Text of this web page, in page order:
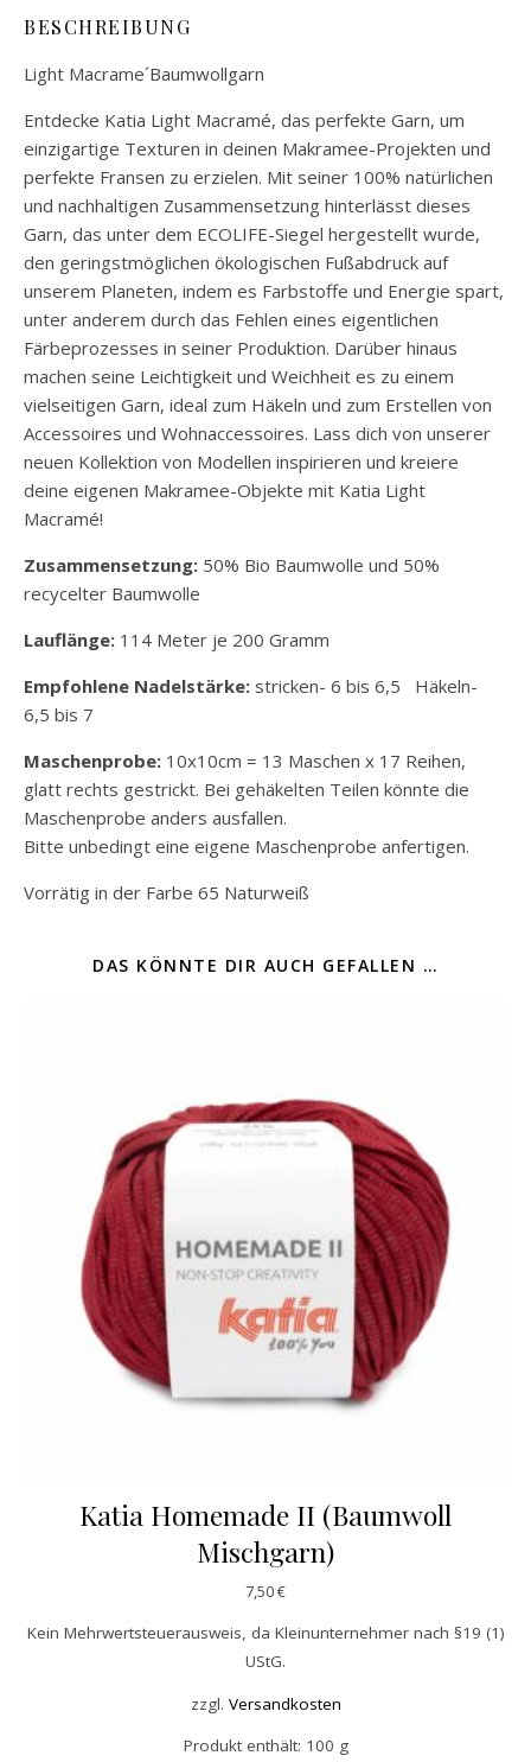
BESCHREIBUNG
Light Macrame´Baumwollgarn
Entdecke Katia Light Macramé, das perfekte Garn, um
einzigartige Texturen in deinen Makramee-Projekten und
perfekte Fransen zu erzielen. Mit seiner 100% natürlichen
und nachhaltigen Zusammensetzung hinterlässt dieses
Garn, das unter dem ECOLIFE-Siegel hergestellt wurde,
den geringstmöglichen ökologischen Fußabdruck auf
unserem Planeten, indem es Farbstoffe und Energie spart,
unter anderem durch das Fehlen eines eigentlichen
Färbeprozesses in seiner Produktion. Darüber hinaus
machen seine Leichtigkeit und Weichheit es zu einem
vielseitigen Garn, ideal zum Häkeln und zum Erstellen von
Accessoires und Wohnaccessoires. Lass dich von unserer
neuen Kollektion von Modellen inspirieren und kreiere
deine eigenen Makramee-Objekte mit Katia Light
Macramé!
Zusammensetzung: 50% Bio Baumwolle und 50%
recycelter Baumwolle
Lauflänge: 114 Meter je 200 Gramm
Empfohlene Nadelstärke: stricken- 6 bis 6,5 Häkeln-
6,5 bis 7
Maschenprobe: 10x10cm = 13 Maschen x 17 Reihen,
glatt rechts gestrickt. Bei gehäkelten Teilen könnte die
Maschenprobe anders ausfallen.
Bitte unbedingt eine eigene Maschenprobe anfertigen.
Vorrätig in der Farbe 65 Naturweiß
DAS KÖNNTE DIR AUCH GEFALLEN …
Katia Homemade II (Baumwoll
Mischgarn)
7,50€
Kein Mehrwertsteuerausweis, da Kleinunternehmer nach §19 (1)
UStG.
zzgl. Versandkosten
Produkt enthält: 100 g